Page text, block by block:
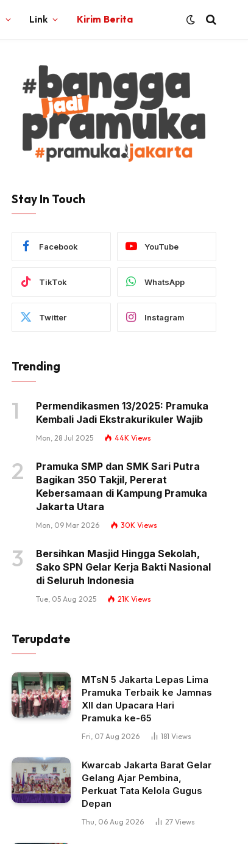
Link Kirim Berita
Stay In Touch
Facebook YouTube
TikTok WhatsApp
Twitter Instagram
Trending
Permendikasmen 13/2025: Pramuka
Kembali Jadi Ekstrakurikuler Wajib
Mon, 28 Jul 2025 44K Views
Pramuka SMP dan SMK Sari Putra
Bagikan 350 Takjil, Pererat
Kebersamaan di Kampung Pramuka
Jakarta Utara
Mon, 09 Mar 2026 30K Views
Bersihkan Masjid Hingga Sekolah,
Sako SPN Gelar Kerja Bakti Nasional
di Seluruh Indonesia
Tue, 05 Aug 2025 21K Views
Terupdate
MTsN 5 Jakarta Lepas Lima
Pramuka Terbaik ke Jamnas
XII dan Upacara Hari
Pramuka ke-65
Fri, 07 Aug 2026 181 Views
Kwarcab Jakarta Barat Gelar
Gelang Ajar Pembina,
Perkuat Tata Kelola Gugus
Depan
Thu, 06 Aug 2026 27 Views